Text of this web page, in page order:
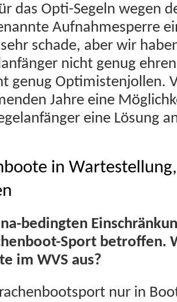
das Opti-Segeln wegen
Auf­nahmes­perre
schade, aber wir
nicht genug
genug Opti­mis­ten­jollen.
Jahre eine
eine Lösung
in
bed­ingten
Sport betrof­fen.
im WVS aus?
nur in